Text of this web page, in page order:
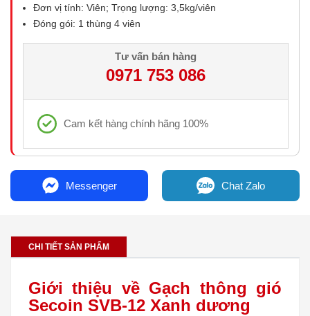
Đơn vị tính: Viên; Trọng lượng: 3,5kg/viên
Đóng gói: 1 thùng 4 viên
Tư vấn bán hàng
0971 753 086
Cam kết hàng chính hãng 100%
Messenger Chat Zalo
CHI TIẾT SẢN PHẨM
Giới thiệu về Gạch thông gió
Secoin SVB-12 Xanh dương